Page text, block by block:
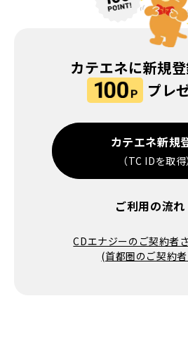
カテエネに新規
プレ
カテエネ新規
（TC IDを取得）
ご利用の流れ
CDエナジーのご契約者
(首都圏のご契約者